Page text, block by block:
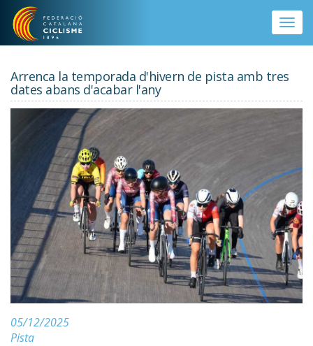
Vés al contingut
Toggle
Arrenca la temporada d'hivern de pista amb tres
dates abans d'acabar l'any
05/12/2025
Pista